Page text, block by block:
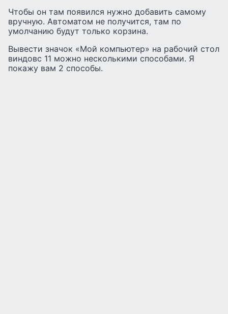
Чтобы он там появился нужно добавить самому
вручную. Автоматом не получится, там по
умолчанию будут только корзина.
Вывести значок «Мой компьютер» на рабочий стол
виндовс 11 можно несколькими способами. Я
покажу вам 2 способы.